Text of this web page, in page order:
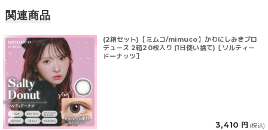
関連商品
(2箱セット)【ミムコ/mimuco】かわにしみきプロ
デュース 2箱20枚入り (1日使い捨て)［ソルティー
ドーナッツ］
3,410 円 (税込)